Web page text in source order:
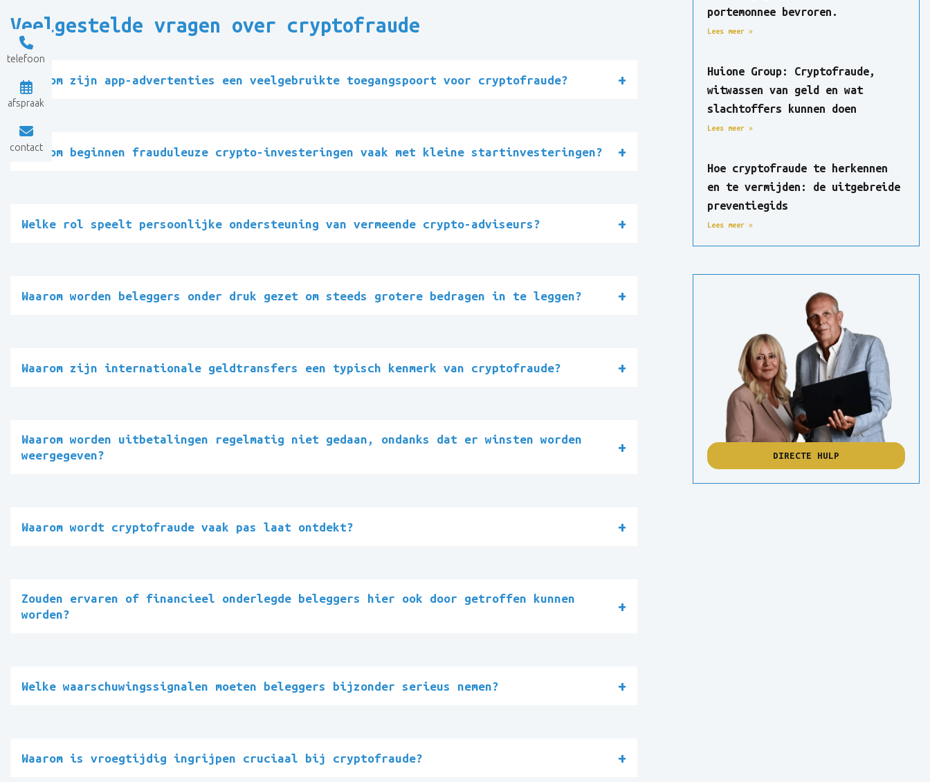
Veelgestelde vragen over cryptofraude
Waarom zijn app-advertenties een veelgebruikte toegangspoort voor cryptofraude?
Waarom beginnen frauduleuze crypto-investeringen vaak met kleine startinvesteringen?
Welke rol speelt persoonlijke ondersteuning van vermeende crypto-adviseurs?
Waarom worden beleggers onder druk gezet om steeds grotere bedragen in te leggen?
Waarom zijn internationale geldtransfers een typisch kenmerk van cryptofraude?
Waarom worden uitbetalingen regelmatig niet gedaan, ondanks dat er winsten worden
weergegeven?
Waarom wordt cryptofraude vaak pas laat ontdekt?
Zouden ervaren of financieel onderlegde beleggers hier ook door getroffen kunnen
worden?
Welke waarschuwingssignalen moeten beleggers bijzonder serieus nemen?
Waarom is vroegtijdig ingrijpen cruciaal bij cryptofraude?
portemonnee bevroren.
Lees meer »
Huione Group: Cryptofraude,
witwassen van geld en wat
slachtoffers kunnen doen
Lees meer »
Hoe cryptofraude te herkennen
en te vermijden: de uitgebreide
preventiegids
Lees meer »
DIRECTE HULP
telefoon
afspraak
contact